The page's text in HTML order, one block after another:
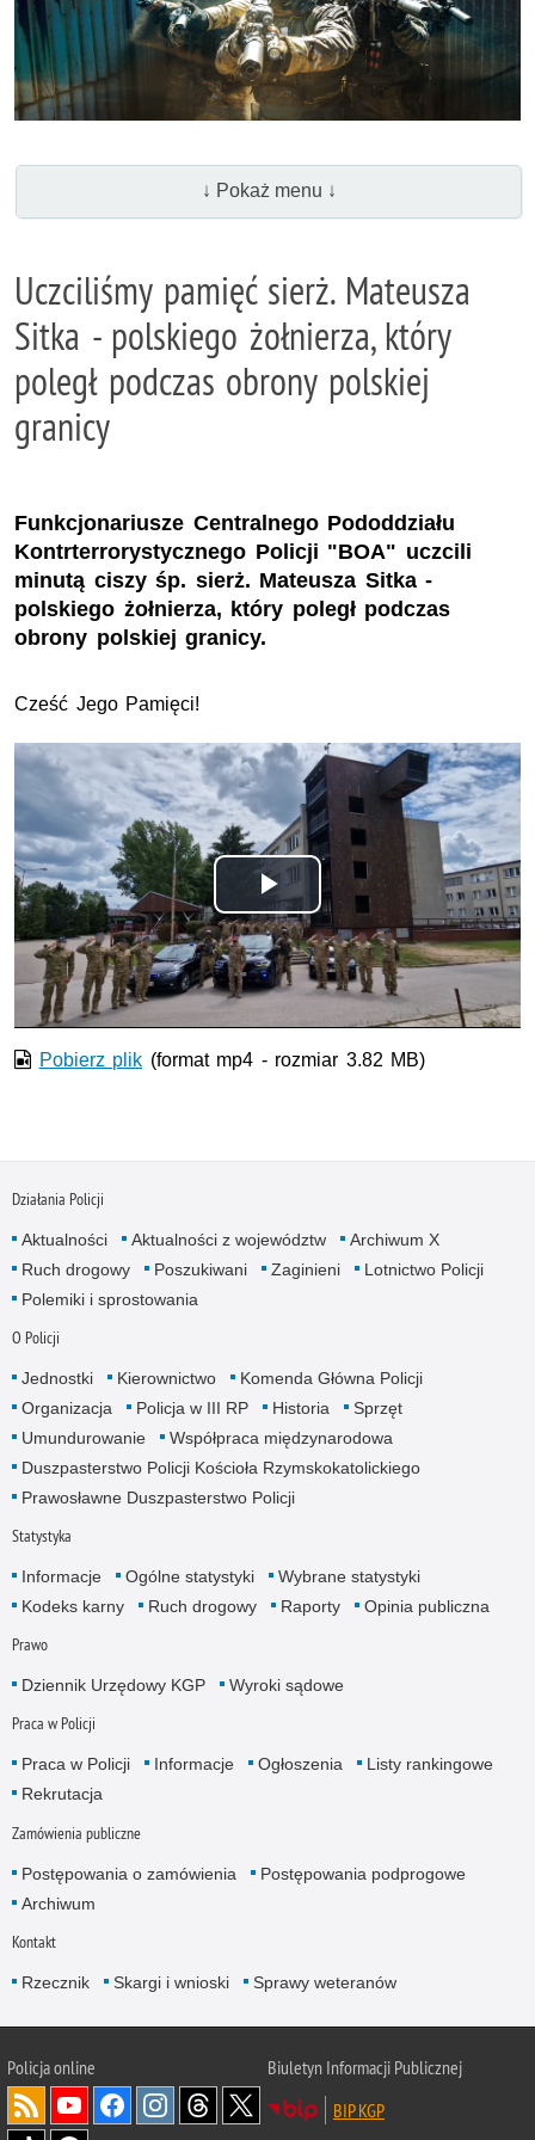
↓ Pokaż menu ↓
Uczciliśmy pamięć sierż. Mateusza
Sitka - polskiego żołnierza, który
poległ podczas obrony polskiej
granicy
Funkcjonariusze Centralnego Pododdziału
Kontrterrorystycznego Policji "BOA" uczcili
minutą ciszy śp. sierż. Mateusza Sitka -
polskiego żołnierza, który poległ podczas
obrony polskiej granicy.
Cześć Jego Pamięci!
Odtwórz
wideo
Pobierz plik (format mp4 - rozmiar 3.82 MB)
Działania Policji
Aktualności Aktualności z województw
Archiwum X
Ruch drogowy
Poszukiwani Zaginieni
Lotnictwo Policji
Polemiki i sprostowania
O Policji
Jednostki Kierownictwo
Komenda Główna Policji
Organizacja
Policja w III RP Historia
Sprzęt
Umundurowanie
Współpraca międzynarodowa
Duszpasterstwo Policji Kościoła Rzymskokatolickiego
Prawosławne Duszpasterstwo Policji
Statystyka
Informacje Ogólne statystyki
Wybrane statystyki
Kodeks karny
Ruch drogowy Raporty Opinia publiczna
Prawo
Dziennik Urzędowy KGP Wyroki sądowe
Praca w Policji
Praca w Policji Informacje Ogłoszenia
Listy rankingowe
Rekrutacja
Zamówienia publiczne
Postępowania o zamówienia
Postępowania podprogowe
Archiwum
Kontakt
Rzecznik Skargi i wnioski Sprawy weteranów
Policjaonline
Biuletyn Informacji Publicznej
BIP KGP